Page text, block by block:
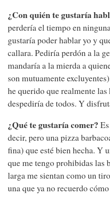
¿Con quién te gustaría
perdería el tiempo en
gustaría poder hablar yo y
callara. Pediría perdón a la
mandaría a la mierda a
son mutuamente
he querido que realmente
despediría de todos. Y
¿Qué te gustaría comer?
decir, pero una pizza
fina) que esté bien hecha. Y
que me tengo prohibidas las
larga me sientan como un
una que ya no recuerdo cómo